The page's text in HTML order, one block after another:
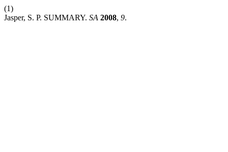
(1)
Jasper, S. P. SUMMARY. SA 2008, 9.